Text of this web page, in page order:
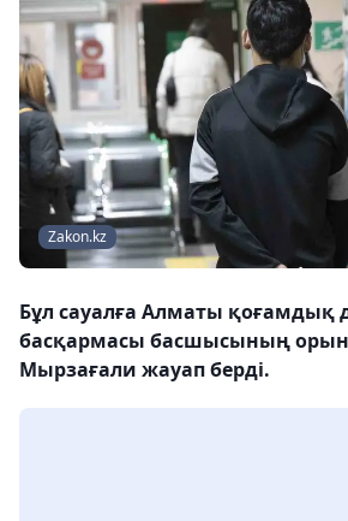
Zakon.kz
Бұл сауалға Алматы қоғамдық
басқармасы басшысының
Мырзағали жауап берді.